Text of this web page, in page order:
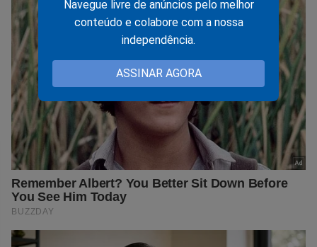
Navegue livre de anúncios pelo melhor
conteúdo e colabore com a nossa
independência.
ASSINAR AGORA